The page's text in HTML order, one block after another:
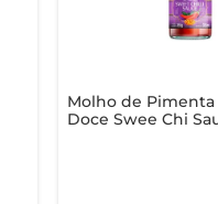
Molho de Pimenta
Doce Swee Chi